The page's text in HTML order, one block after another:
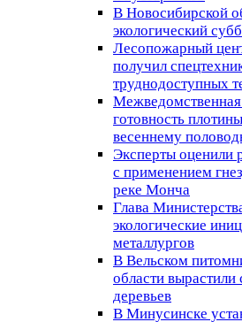
В Новосибирской
экологический
Лесопожарный
получил
труднодоступных
Межведомственная
готовность
весеннему
Эксперты оценили
с применением
реке Монча
Глава
экологические
металлургов
В Вельском
области
деревьев
В Минусинске